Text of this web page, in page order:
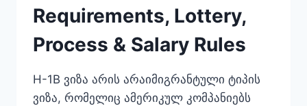
Requirements, Lottery,
Process & Salary Rules
H-1B ვიზა არის არაიმიგრანტული ტიპის
ვიზა, რომელიც ამერიკულ კომპანიებს